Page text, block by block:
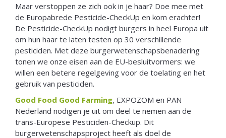
Maar verstoppen ze zich ook in je haar? Doe mee met
de Europabrede Pesticide-CheckUp en kom erachter!
De Pesticide-CheckUp nodigt burgers in heel Europa uit
om hun haar te laten testen op 30 verschillende
pesticiden. Met deze burgerwetenschapsbenadering
tonen we onze eisen aan de EU-besluitvormers: we
willen een betere regelgeving voor de toelating en het
gebruik van pesticiden.
Good Food Good Farming, EXPOZOM en PAN
Nederland nodigen je uit om deel te nemen aan de
trans-Europese Pesticiden-Checkup. Dit
burgerwetenschapsproject heeft als doel de